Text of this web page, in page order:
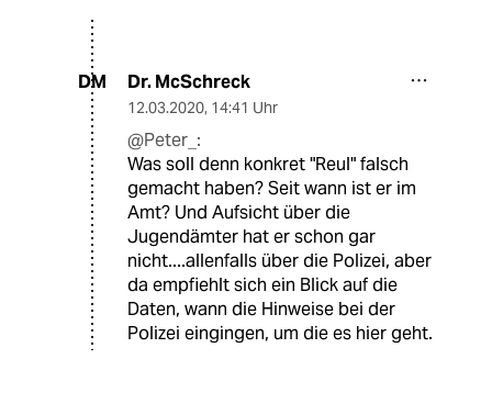
DM Dr. McSchreck
12.03.2020, 14:41 Uhr
@Peter_:
Was soll denn konkret "Reul" falsch
gemacht haben? Seit wann ist er im
Amt? Und Aufsicht über die
Jugendämter hat er schon gar
nicht....allenfalls über die Polizei, aber
da empfiehlt sich ein Blick auf die
Daten, wann die Hinweise bei der
Polizei eingingen, um die es hier geht.